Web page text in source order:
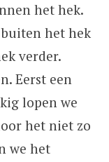
het hek.
het hek
verder.
Eerst een
lopen we
het niet zo
we het